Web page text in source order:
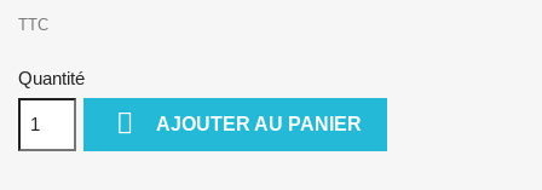
TTC
Quantité
 AJOUTER AU PANIER